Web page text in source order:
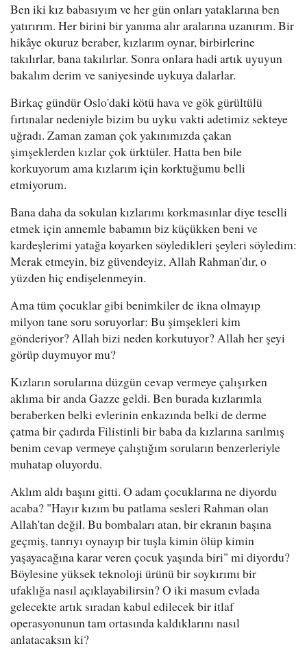
Ben iki kız babasıyım ve her gün onları yataklarına ben
yatırırım. Her birini bir yanıma alır aralarına uzanırım. Bir
hikâye okuruz beraber, kızlarım oynar, birbirlerine
takılırlar, bana takılırlar. Sonra onlara hadi artık uyuyun
bakalım derim ve saniyesinde uykuya dalarlar.
Birkaç gündür Oslo'daki kötü hava ve gök gürültülü
fırtınalar nedeniyle bizim bu uyku vakti adetimiz sekteye
uğradı. Zaman zaman çok yakınımızda çakan
şimşeklerden kızlar çok ürktüler. Hatta ben bile
korkuyorum ama kızlarım için korktuğumu belli
etmiyorum.
Bana daha da sokulan kızlarımı korkmasınlar diye teselli
etmek için annemle babamın biz küçükken beni ve
kardeşlerimi yatağa koyarken söyledikleri şeyleri söyledim:
Merak etmeyin, biz güvendeyiz, Allah Rahman'dır, o
yüzden hiç endişelenmeyin.
Ama tüm çocuklar gibi benimkiler de ikna olmayıp
milyon tane soru soruyorlar: Bu şimşekleri kim
gönderiyor? Allah bizi neden korkutuyor? Allah her şeyi
görüp duymuyor mu?
Kızların sorularına düzgün cevap vermeye çalışırken
aklıma bir anda Gazze geldi. Ben burada kızlarımla
beraberken belki evlerinin enkazında belki de derme
çatma bir çadırda Filistinli bir baba da kızlarına sarılmış
benim cevap vermeye çalıştığım soruların benzerleriyle
muhatap oluyordu.
Aklım aldı başını gitti. O adam çocuklarına ne diyordu
acaba? "Hayır kızım bu patlama sesleri Rahman olan
Allah'tan değil. Bu bombaları atan, bir ekranın başına
geçmiş, tanrıyı oynayıp bir tuşla kimin ölüp kimin
yaşayacağına karar veren çocuk yaşında biri" mi diyordu?
Böylesine yüksek teknoloji ürünü bir soykırımı bir
ufaklığa nasıl açıklayabilirsin? O iki masum evlada
gelecekte artık sıradan kabul edilecek bir itlaf
operasyonunun tam ortasında kaldıklarını nasıl
anlatacaksın ki?